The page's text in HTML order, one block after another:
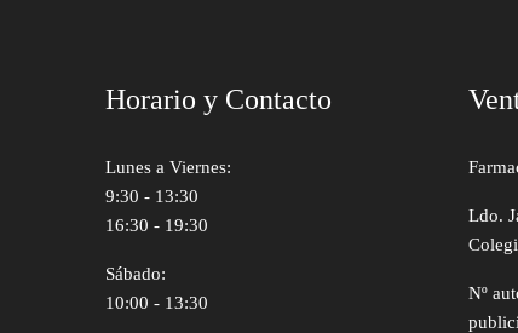
Horario y Contacto
Lunes a Viernes:
9:30 - 13:30
16:30 - 19:30
Sábado:
10:00 - 13:30
Ldo.
Nº